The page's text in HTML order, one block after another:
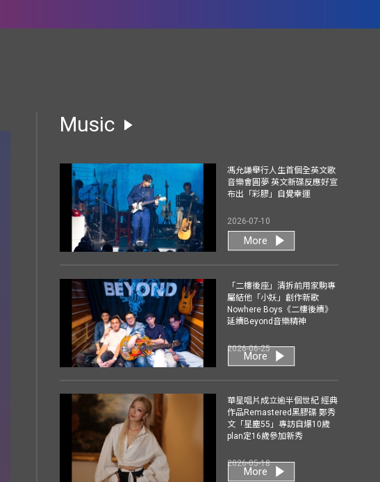
Music
馮允謙舉行人生首個全英文歌
音樂會圓夢 英文新碟反應好宣
布出「彩膠」自覺幸運
2026-07-10
More
「二樓後座」清拆前用家駒專
屬結他「小妖」創作新歌
Nowhere Boys《二樓後續》
延續Beyond音樂精神
2026-06-25
More
華星唱片成立逾半個世紀 經典
作品Remastered黑膠碟 鄭秀
文「星塵55」專訪自爆10歲
plan定16歲參加新秀
2026-05-18
More